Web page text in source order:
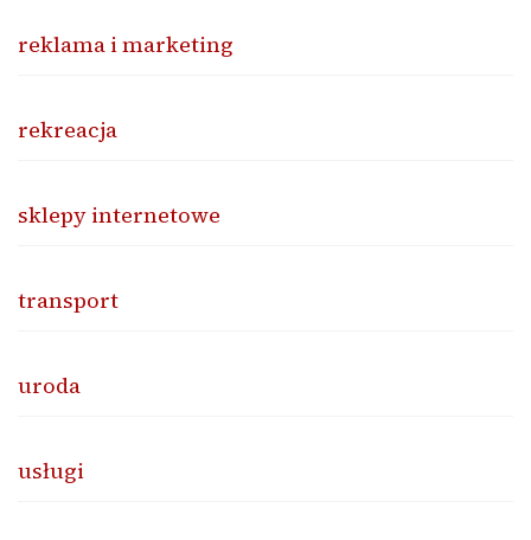
reklama i marketing
rekreacja
sklepy internetowe
transport
uroda
usługi